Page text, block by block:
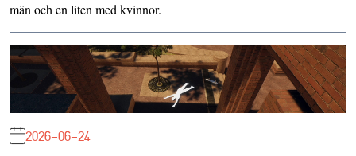
män och en liten med kvinnor.
2026-06-24